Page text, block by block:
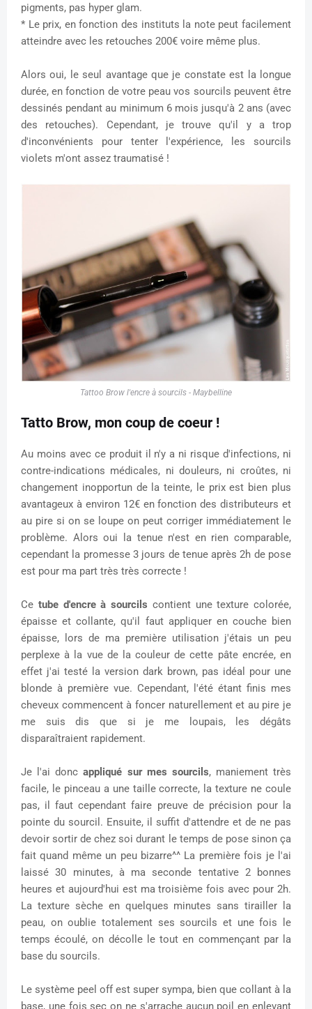
pigments, pas hyper glam.
* Le prix, en fonction des instituts la note peut facilement
atteindre avec les retouches 200€ voire même plus.
Alors oui, le seul avantage que je constate est la longue
durée, en fonction de votre peau vos sourcils peuvent être
dessinés pendant au minimum 6 mois jusqu'à 2 ans (avec
des retouches). Cependant, je trouve qu'il y a trop
d'inconvénients pour tenter l'expérience, les sourcils
violets m'ont assez traumatisé !
Tattoo Brow l'encre à sourcils - Maybelline
Tatto Brow, mon coup de coeur !
Au moins avec ce produit il n'y a ni risque d'infections, ni
contre-indications médicales, ni douleurs, ni croûtes, ni
changement inopportun de la teinte, le prix est bien plus
avantageux à environ 12€ en fonction des distributeurs et
au pire si on se loupe on peut corriger immédiatement le
problème. Alors oui la tenue n'est en rien comparable,
cependant la promesse 3 jours de tenue après 2h de pose
est pour ma part très très correcte !
Ce tube d'encre à sourcils contient une texture colorée,
épaisse et collante, qu'il faut appliquer en couche bien
épaisse, lors de ma première utilisation j'étais un peu
perplexe à la vue de la couleur de cette pâte encrée, en
effet j'ai testé la version dark brown, pas idéal pour une
blonde à première vue. Cependant, l'été étant finis mes
cheveux commencent à foncer naturellement et au pire je
me suis dis que si je me loupais, les dégâts
disparaîtraient rapidement.
Je l'ai doncappliqué sur mes sourcils, maniement très
facile, le pinceau a une taille correcte, la texture ne coule
pas, il faut cependant faire preuve de précision pour la
pointe du sourcil. Ensuite, il suffit d'attendre et de ne pas
devoir sortir de chez soi durant le temps de pose sinon ça
fait quand même un peu bizarre^^ La première fois je l'ai
laissé 30 minutes, à ma seconde tentative 2 bonnes
heures et aujourd'hui est ma troisième fois avec pour 2h.
La texture sèche en quelques minutes sans tirailler la
peau, on oublie totalement ses sourcils et une fois le
temps écoulé, on décolle le tout en commençant par la
base du sourcils.
Le système peel off est super sympa, bien que collant à la
base, une fois sec on ne s'arrache aucun poil en enlevant